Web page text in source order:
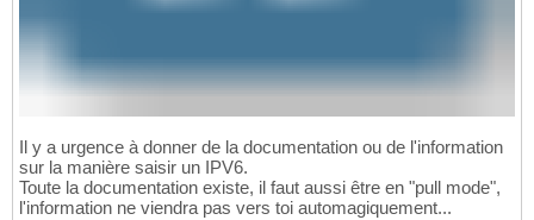
Il y a urgence à donner de la documentation ou de l'information
sur la manière saisir un IPV6.
Toute la documentation existe, il faut aussi être en "pull mode",
l'information ne viendra pas vers toi automagiquement...